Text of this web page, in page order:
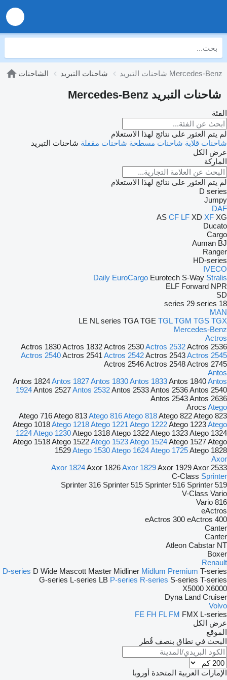
الشاحنات شاحنات التبريد شاحنات التبريد Mercedes-Benz
شاحنات التبريد Mercedes-Benz
الفئة
لم يتم العثور على نتائج لهذا الاستعلام
شاحنات قلابة شاحنات مسطحة شاحنات مقفلة شاحنات التبريد
عرض الكل
الماركة
لم يتم العثور على نتائج لهذا الاستعلام
D series
Jumpy
DAF
AS CF LF XD XF XG
Ducato
Cargo
Auman BJ
Ranger
HD-series
IVECO
Daily EuroCargo Eurotech S-Way Stralis
ELF Forward NPR
SD
18 series
29 series
MAN
LE NL series TGA TGE TGL TGM TGS TGX
Mercedes-Benz
Actros
Actros 1830Actros 1832Actros 2530Actros 2532Actros 2536
Actros 2540Actros 2541 Actros 2542Actros 2543Actros 2545
Actros 2546Actros 2548Actros 2745
Antos
Antos 1824Antos 1827Antos 1830Antos 1833Antos 1840Antos
1924Antos 2527Antos 2532Antos 2533Antos 2536Antos 2540
Antos 2543Antos 2636
Arocs Atego
Atego 716Atego 813Atego 816Atego 818Atego 822Atego 823
Atego 1018Atego 1218Atego 1221 Atego 1222Atego 1223Atego
1224Atego 1230Atego 1318Atego 1322Atego 1323Atego 1324
Atego 1518Atego 1522Atego 1523Atego 1524Atego 1527Atego
1529Atego 1530Atego 1624Atego 1725Atego 1828
Axor
Axor 1824Axor 1826Axor 1829Axor 1929Axor 2533
C-Class Sprinter
Sprinter 316 Sprinter 515 Sprinter 516 Sprinter 519
V-Class Vario
Vario 816
eActros
eActros 300 eActros 400
Canter
Canter
Atleon Cabstar NT
Boxer
Renault
D-series D Wide Mascott Master Midliner Midlum Premium T-series
G-series L-series LB P-series R-series S-series T-series
X5000 X6000
Dyna Land Cruiser
Volvo
FE FH FL FM FMX L-series
عرض الكل
الموقع
البحث في نطاق بنصف قُطر
الإمارات العربية المتحدة أوروبا